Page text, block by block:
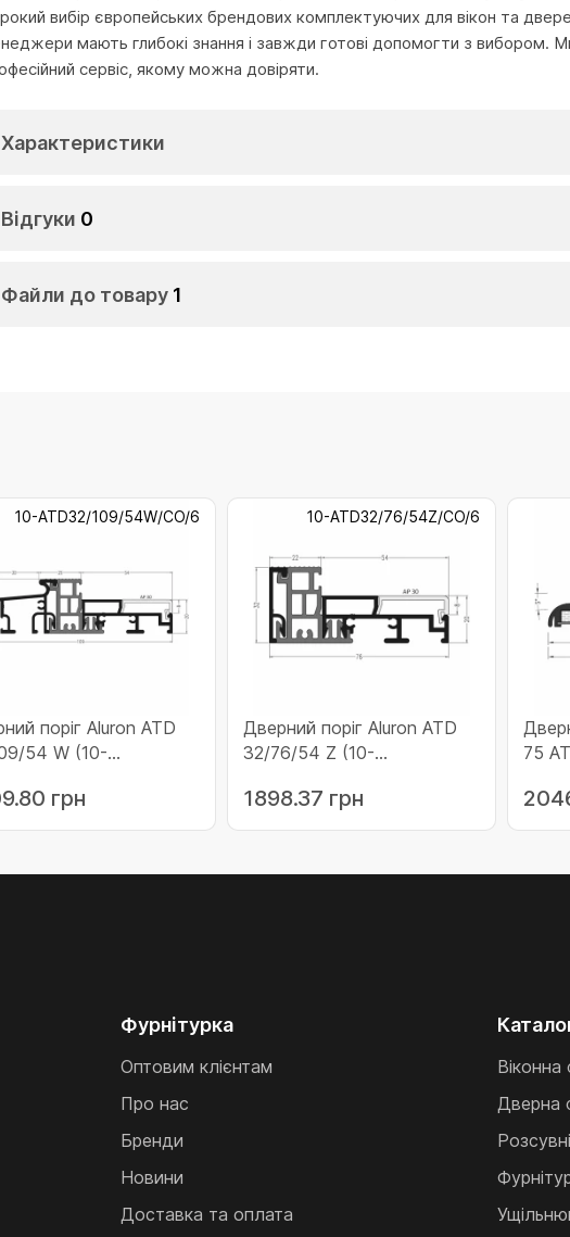
вибір європейських брендових комплектуючих для вікон та
мають глибокі знання і завжди готові допомогти з вибором.
сервіс, якому можна довіряти.
Характеристики
Відгуки 0
Файли до товару 1
10-ATD32/109/54W/CO/6
поріг Aluron ATD
54 W (10-
грн
10-ATD32/76/54Z/CO/6
Дверний поріг Aluron ATD
32/76/54 Z (10-
1898.37 грн
75
Фурнітурка
Оптовим клієнтам
Про нас
Бренди
Новини
Доставка та оплата
Віконна
Дверна